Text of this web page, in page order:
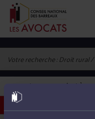
Votre recherche :Droit rural
avocat correspondant à vos
Voir les avocats sur une carte